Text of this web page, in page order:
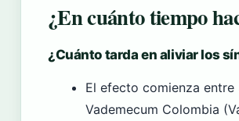
¿En cuánto tiempo
¿Cuánto tarda en aliviar los
El efecto comienza
Vademecum Colombia